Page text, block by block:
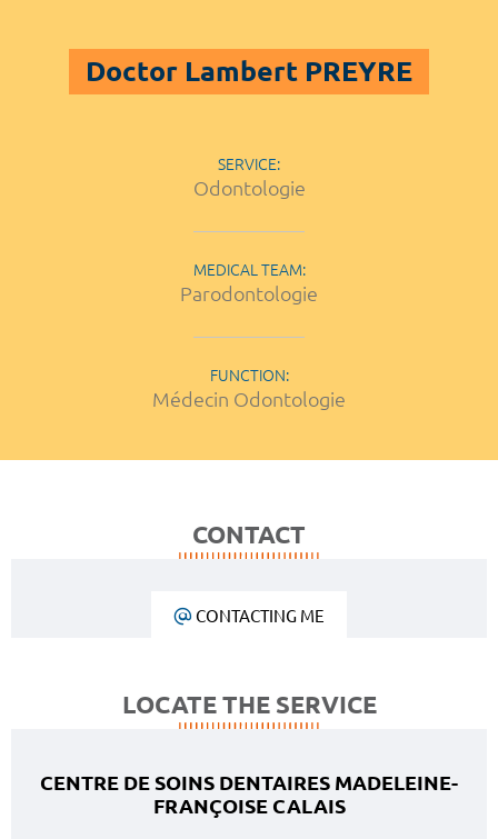
Doctor Lambert PREYRE
SERVICE:
Odontologie
MEDICAL TEAM:
Parodontologie
FUNCTION:
Médecin Odontologie
CONTACT
CONTACTING ME
LOCATE THE SERVICE
CENTRE DE SOINS DENTAIRES MADELEINE-
FRANÇOISE CALAIS